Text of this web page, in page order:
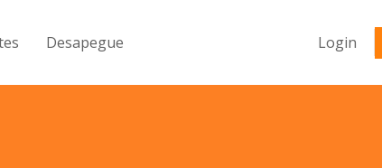
Desapegue Login